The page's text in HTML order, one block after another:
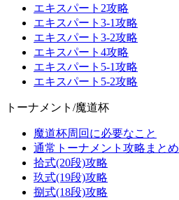
エキスパート2攻略
エキスパート3-1攻略
エキスパート3-2攻略
エキスパート4攻略
エキスパート5-1攻略
エキスパート5-2攻略
トーナメント/魔道杯
魔道杯周回に必要なこと
通常トーナメント攻略まとめ
拾式(20段)攻略
玖式(19段)攻略
捌式(18段)攻略